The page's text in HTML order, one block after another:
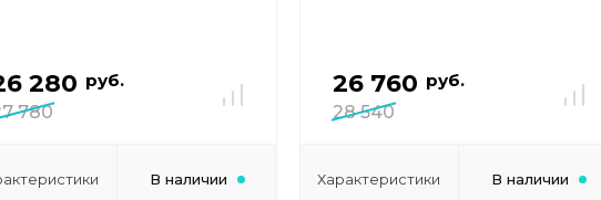
280 руб.
780
В наличии
26 760 руб.
28 540
Характеристики В наличии